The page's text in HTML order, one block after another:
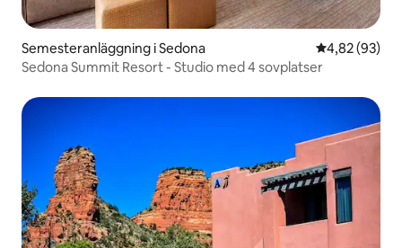
Semesteranläggning i Sedona 4,82 av 5 i
4,82 (93)
Sedona Summit Resort - Studio med 4 sovplatser